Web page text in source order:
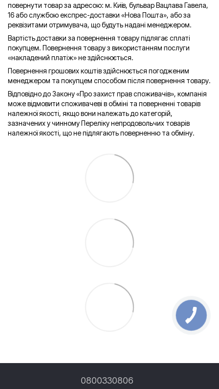
повернути товар за адресою: м. Київ, бульвар Вацлава Гавела,
16 або службою експрес-доставки «Нова Пошта», або за
реквізитами отримувача, що будуть надані менеджером.
Вартість доставки за повернення товару підлягає сплаті
покупцем. Повернення товару з використанням послуги
«накладений платіж» не здійснюється.
Повернення грошових коштів здійснюється погодженим
менеджером та покупцем способом після повернення товару.
Відповідно до Закону «Про захист прав споживачів», компанія
може відмовити споживачеві в обміні та поверненні товарів
належної якості, якщо вони належать до категорій,
зазначених у чинному Переліку непродовольчих товарів
належної якості, що не підлягають поверненню та обміну.
0800330806